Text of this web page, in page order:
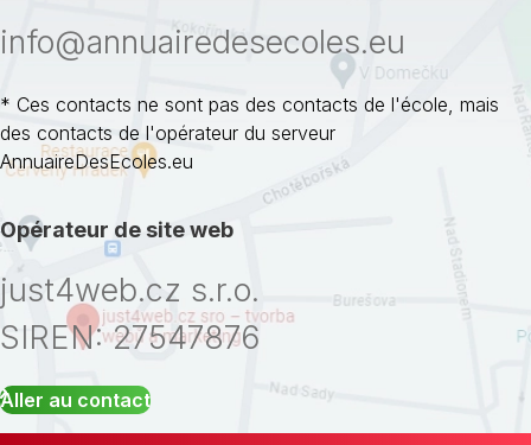
info@annuairedesecoles.eu
* Ces contacts ne sont pas des contacts de l'école, mais
des contacts de l'opérateur du serveur
AnnuaireDesEcoles.eu
Opérateur de site web
just4web.cz s.r.o.
SIREN: 27547876
Aller au contact